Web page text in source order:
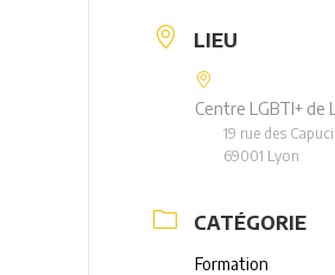
LIEU
Centre LGBTI+ de
19 rue des
69001 Lyon
CATÉGORIE
Formation